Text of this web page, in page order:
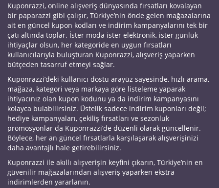
Kuponrazzi, online alışveriş dünyasında fırsatları kovalayan
bir paparazzi gibi çalışır, Türkiye’nin önde gelen mağazalarına
ait en güncel kupon kodları ve indirim kampanyalarını tek bir
çatı altında toplar. İster moda ister elektronik, ister günlük
ihtiyaçlar olsun, her kategoride en uygun fırsatları
kullanıcılarıyla buluşturan Kuponrazzi, alışveriş yaparken
bütçeden tasarruf etmeyi sağlar.
Kuponrazzi’deki kullanıcı dostu arayüz sayesinde, hızlı arama,
mağaza, kategori veya markaya göre listeleme yaparak
ihtiyacınız olan kupon kodunu ya da indirim kampanyasını
kolayca bulabilirsiniz. Üstelik sadece indirim kuponları değil;
hediye kampanyaları, çekiliş fırsatları ve sezonluk
promosyonlar da Kuponrazzi’de düzenli olarak güncellenir.
Böylece, her an güncel fırsatlarla karşılaşarak alışverişinizi
daha avantajlı hale getirebilirsiniz.
Kuponrazzi ile akıllı alışverişin keyfini çıkarın, Türkiye’nin en
güvenilir mağazalarından alışveriş yaparken ekstra
indirimlerden yararlanın.